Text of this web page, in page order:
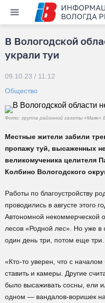
В Вологодской
украли туи
09.10.23 / 11:12
Общество
Фото: группа районной газеты «Маяк»
Местные жители забили
пропажу туй, высаженных
великомученика целителя
Колбино Вологодского
Работы по благоустройству
проводились в августе этого
Автономной некоммерческой
лесов «Родной лес». Но уже в
один день три, потом еще три…
«Кто-то уверен, что с
ставить и камеры. Другие
было высаживать сосны, ели
одном — вандалов-воришек